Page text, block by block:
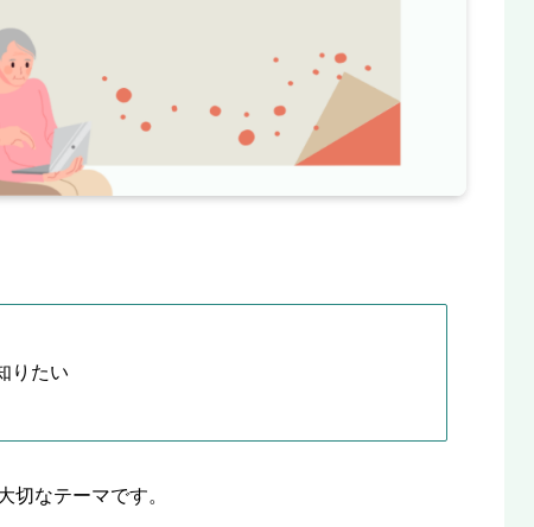
りたい
切なテーマです。